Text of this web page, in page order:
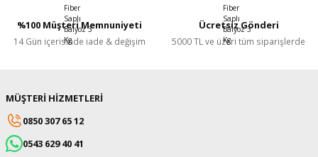
%100 Müşteri Memnuniyeti
14 Gün içerisinde iade & değişim
Ücretsiz Gönderi
5000 TL ve üzeri tüm siparişlerde
MÜŞTERİ HİZMETLERİ
0850 307 65 12
0543 629 40 41